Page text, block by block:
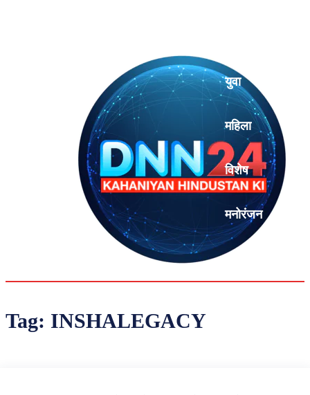
युवा
महिला
विशेष
मनोरंजन
Tag: INSHALEGACY